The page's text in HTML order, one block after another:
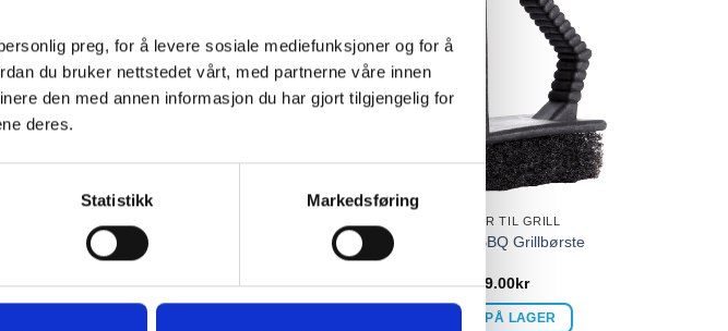
preg, for å levere sosiale mediefunksjoner og for å
du bruker nettstedet vårt, med partnerne våre innen
den med annen informasjon du har gjort tilgjengelig for
deres.
Statistikk Markedsføring
Big Boy BBQ Basting Mop
249.00kr
UTSTYR TIL GRILL
Big Boy BBQ Grillbørste
79.00kr
IKKE PÅ LAGER